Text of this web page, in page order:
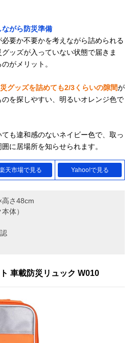
がら防災準備
要か不要かを考えながら詰められる
ッズが入っていない状態で届きま
がメリット。
グッズを詰めても2/3くらいの隙間が
を探しやすい、明るいオレンジ色で
も違和感のないネイビー色で、取っ
に居場所を知らせられます。
天市場で見る Yahoo!で見る
さ48cm
体）
車載防災リュック W010